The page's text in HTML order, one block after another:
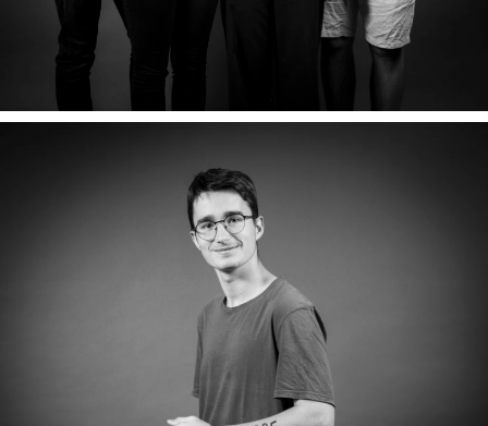
JULIE, GUILLAUME, CLÉMENT & CAMILLE